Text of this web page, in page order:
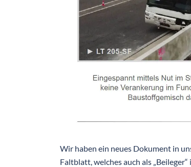
Wir haben ein neues Dokument in
Faltblatt, welches auch als